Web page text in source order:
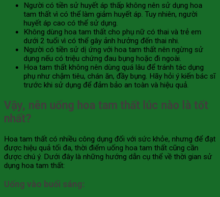
Người có tiền sử huyết áp thấp không nên sử dụng hoa
tam thất vì có thể làm giảm huyết áp. Tuy nhiên, người
huyết áp cao có thể sử dụng.
Không dùng hoa tam thất cho phụ nữ có thai và trẻ em
dưới 2 tuổi vì có thể gây ảnh hưởng đến thai nhi.
Người có tiền sử dị ứng với hoa tam thất nên ngừng sử
dụng nếu có triệu chứng đau bụng hoặc đi ngoài.
Hoa tam thất không nên dùng quá lâu để tránh tác dụng
phụ như chậm tiêu, chán ăn, đầy bụng. Hãy hỏi ý kiến bác sĩ
trước khi sử dụng để đảm bảo an toàn và hiệu quả.
Vậy, nên uống hoa tam thất lúc nào là tốt
nhất?
Hoa tam thất có nhiều công dụng đối với sức khỏe, nhưng để đạt
được hiệu quả tối đa, thời điểm uống hoa tam thất cũng cần
được chú ý. Dưới đây là những hướng dẫn cụ thể về thời gian sử
dụng hoa tam thất:
Uống vào buổi sáng: